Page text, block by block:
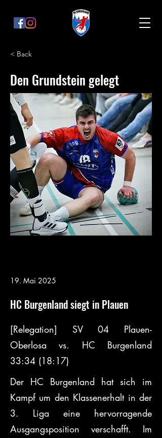
< Back
Den Grundstein gelegt
19. Mai 2025
HC Burgenland siegt in Plauen
[Relegation] SV 04 Plauen-
Oberlosa vs. HC Burgenland
33:34 (18:17)
Der HC Burgenland hat sich im
Kampf um den Klassenerhalt in der
3. Liga eine hervorragende
Ausgangsposition verschafft. Im